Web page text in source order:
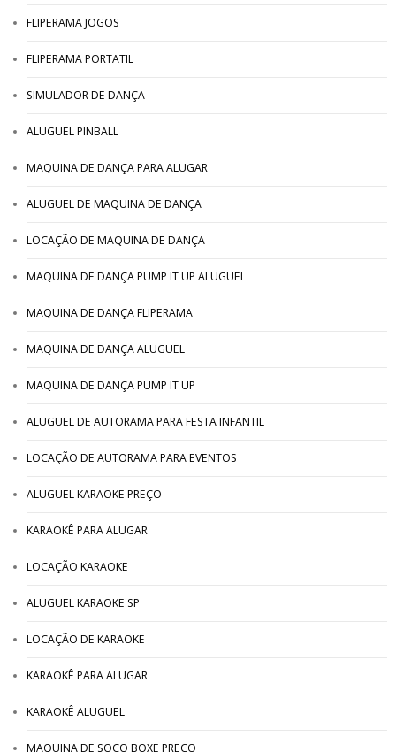
FLIPERAMA JOGOS
FLIPERAMA PORTATIL
SIMULADOR DE DANÇA
ALUGUEL PINBALL
MAQUINA DE DANÇA PARA ALUGAR
ALUGUEL DE MAQUINA DE DANÇA
LOCAÇÃO DE MAQUINA DE DANÇA
MAQUINA DE DANÇA PUMP IT UP ALUGUEL
MAQUINA DE DANÇA FLIPERAMA
MAQUINA DE DANÇA ALUGUEL
MAQUINA DE DANÇA PUMP IT UP
ALUGUEL DE AUTORAMA PARA FESTA INFANTIL
LOCAÇÃO DE AUTORAMA PARA EVENTOS
ALUGUEL KARAOKE PREÇO
KARAOKÊ PARA ALUGAR
LOCAÇÃO KARAOKE
ALUGUEL KARAOKE SP
LOCAÇÃO DE KARAOKE
KARAOKÊ PARA ALUGAR
KARAOKÊ ALUGUEL
MAQUINA DE SOCO BOXE PREÇO